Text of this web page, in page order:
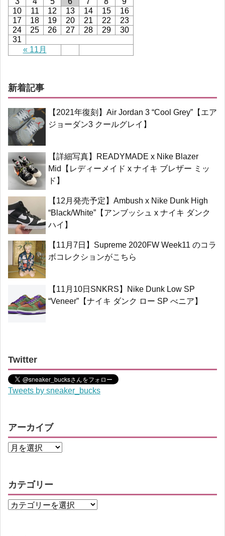
« 11月
10
11 12 13 14 15
16
17
18 19 20 21 22
23
24
25 26 27 28 29
30
31
新着記事
【2021年復刻】Air Jordan 3 “Cool Grey”【エア
ジョーダン3 クールグレイ】
【詳細写真】READYMADE x Nike Blazer
Mid【レディーメイド x ナイキ ブレザー ミッ
ド】
【12月発売予定】Ambush x Nike Dunk High
“Black/White”【アンブッシュ x ナイキ ダンク
ハイ】
【11月7日】Supreme 2020FW Week11 のコラ
ボコレクションがこちら
【11月10日SNKRS】Nike Dunk Low SP
“Veneer”【ナイキ ダンク ロー SP べニア】
Twitter
Tweets by sneaker_bucks
アーカイブ
カテゴリー